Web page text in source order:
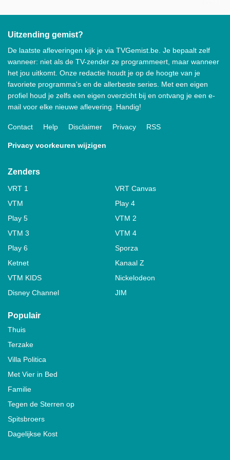
Uitzending gemist?
De laatste afleveringen kijk je via TVGemist.be. Je bepaalt zelf
wanneer: niet als de TV-zender ze programmeert, maar wanneer
het jou uitkomt. Onze redactie houdt je op de hoogte van je
favoriete programma's en de allerbeste series. Met een eigen
profiel houd je zelfs een eigen overzicht bij en ontvang je een e-
mail voor elke nieuwe aflevering. Handig!
Contact Help Disclaimer Privacy RSS
Privacy voorkeuren wijzigen
Zenders
VRT 1
VRT Canvas
VTM
Play 4
Play 5
VTM 2
VTM 3
VTM 4
Play 6
Sporza
Ketnet
Kanaal Z
VTM KIDS
Nickelodeon
Disney Channel
JIM
Populair
Thuis
Terzake
Villa Politica
Met Vier in Bed
Familie
Tegen de Sterren op
Spitsbroers
Dagelijkse Kost